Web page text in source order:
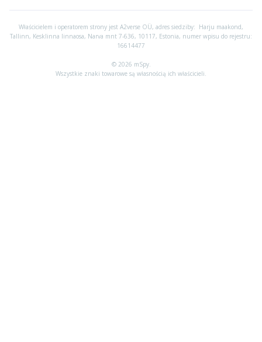
Właścicielem i operatorem strony jest A2verse OÜ, adres siedziby: Harju maakond,
Tallinn, Kesklinna linnaosa, Narva mnt 7-636, 10117, Estonia, numer wpisu do rejestru:
16614477
© 2026 mSpy.
Wszystkie znaki towarowe są własnością ich właścicieli.